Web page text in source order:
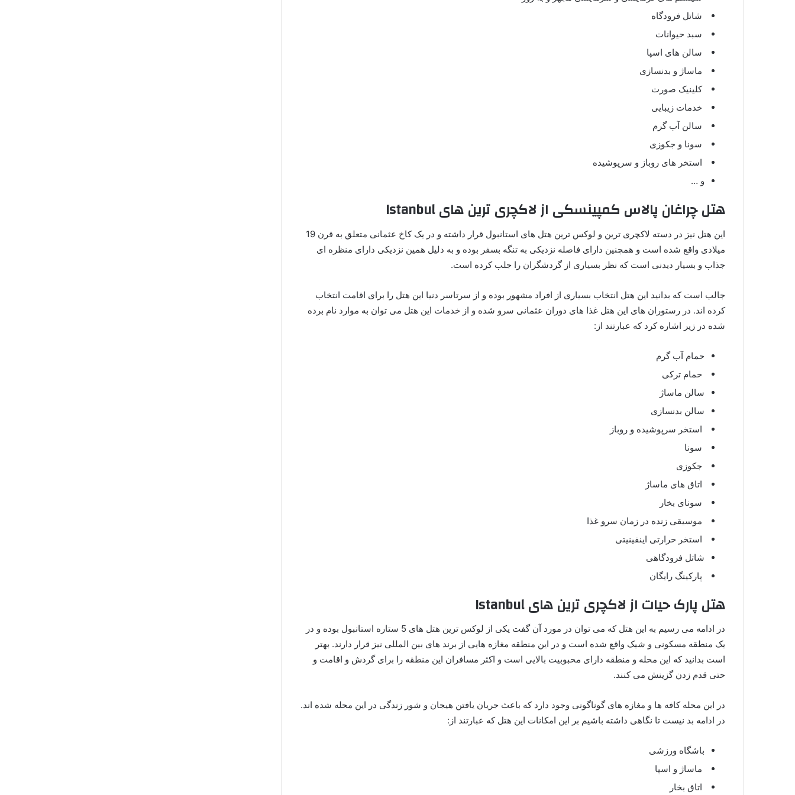
شاتل فرودگاه
سبد حیوانات
سالن های اسپا
ماساژ و بدنسازی
کلینیک صورت
خدمات زیبایی
سالن آب گرم
سونا و جکوزی
استخر های روباز و سرپوشیده
و …
هتل چراغان پالاس کمپینسکی از لاکچری ترین های Istanbul
این هتل نیز در دسته لاکچری ترین و لوکس ترین هتل های استانبول قرار داشته و در یک کاخ عثمانی متعلق به قرن 19
میلادی واقع شده است و همچنین دارای فاصله نزدیکی به تنگه بسفر بوده و به دلیل همین نزدیکی دارای منظره ای
جذاب و بسیار دیدنی است که نظر بسیاری از گردشگران را جلب کرده است.
جالب است که بدانید این هتل انتخاب بسیاری از افراد مشهور بوده و از سرتاسر دنیا این هتل را برای اقامت انتخاب
کرده اند. در رستوران های این هتل غذا های دوران عثمانی سرو شده و از خدمات این هتل می توان به موارد نام برده
شده در زیر اشاره کرد که عبارتند از:
حمام آب گرم
حمام ترکی
سالن ماساژ
سالن بدنسازی
استخر سرپوشیده و روباز
سونا
جکوزی
اتاق های ماساژ
سونای بخار
موسیقی زنده در زمان سرو غذا
استخر حرارتی اینفینیتی
شاتل فرودگاهی
پارکینگ رایگان
هتل پارک حیات از لاکچری ترین های Istanbul
در ادامه می رسیم به این هتل که می توان در مورد آن گفت یکی از لوکس ترین هتل های 5 ستاره استانبول بوده و در
یک منطقه مسکونی و شیک واقع شده است و در این منطقه مغازه هایی از برند های بین المللی نیز قرار دارند. بهتر
است بدانید که این محله و منطقه دارای محبوبیت بالایی است و اکثر مسافران این منطقه را برای گردش و اقامت و
حتی قدم زدن گزینش می کنند.
در این محله کافه ها و مغازه های گوناگونی وجود دارد که باعث جریان یافتن هیجان و شور زندگی در این محله شده اند.
در ادامه بد نیست تا نگاهی داشته باشیم بر این امکانات این هتل که عبارتند از:
باشگاه ورزشی
ماساژ و اسپا
اتاق بخار